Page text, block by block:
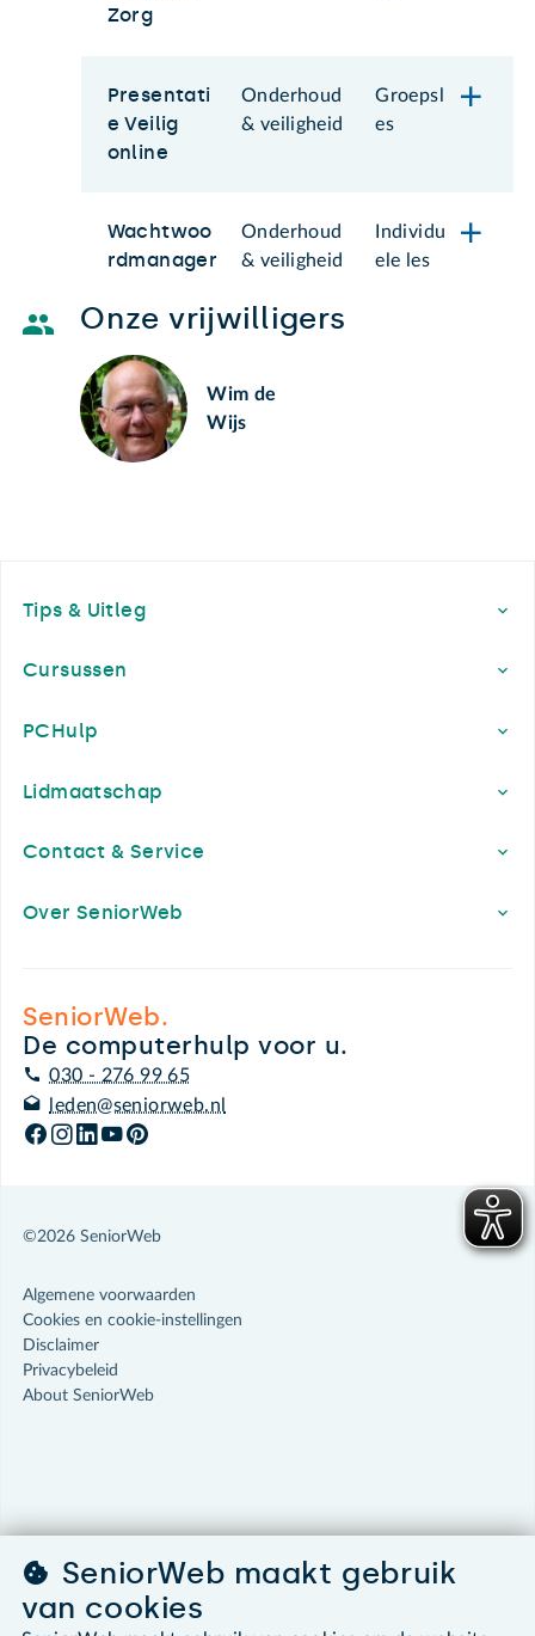
Zorg
Presentati
e Veilig
online
Onderhoud
& veiligheid
Groepsl
es
Wachtwoo
rdmanager
Onderhoud
& veiligheid
Individu
ele les
Onze vrijwilligers
Wim de
Wijs
Tips & Uitleg
Cursussen
PCHulp
Lidmaatschap
Contact & Service
Over SeniorWeb
SeniorWeb.
De computerhulp voor u.
030 - 276 99 65
leden@seniorweb.nl
©2026 SeniorWeb
Algemene voorwaarden
Cookies en cookie-instellingen
Disclaimer
Privacybeleid
About SeniorWeb
SeniorWeb maakt gebruik
van cookies